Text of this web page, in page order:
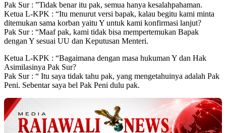
Pak Sur : ”Tidak benar itu pak, semua hanya kesalahpahaman.
Ketua L-KPK : “Itu menurut versi bapak, kalau begitu kami minta
ditemukan sama korban yaitu Y untuk kami konfirmasi lanjut?
Pak Sur : “Maaf pak, kami tidak bisa mempertemukan Bapak
dengan Y sesuai UU dan Keputusan Menteri.
Ketua L-KPK : “Bagaimana dengan masa hukuman Y dan Hak
Asimilasinya Pak Sur?
Pak Sur : “ Itu saya tidak tahu pak, yang mengetahuinya adalah Pak
Peni. Sebentar saya bel Pak Peni dulu pak.